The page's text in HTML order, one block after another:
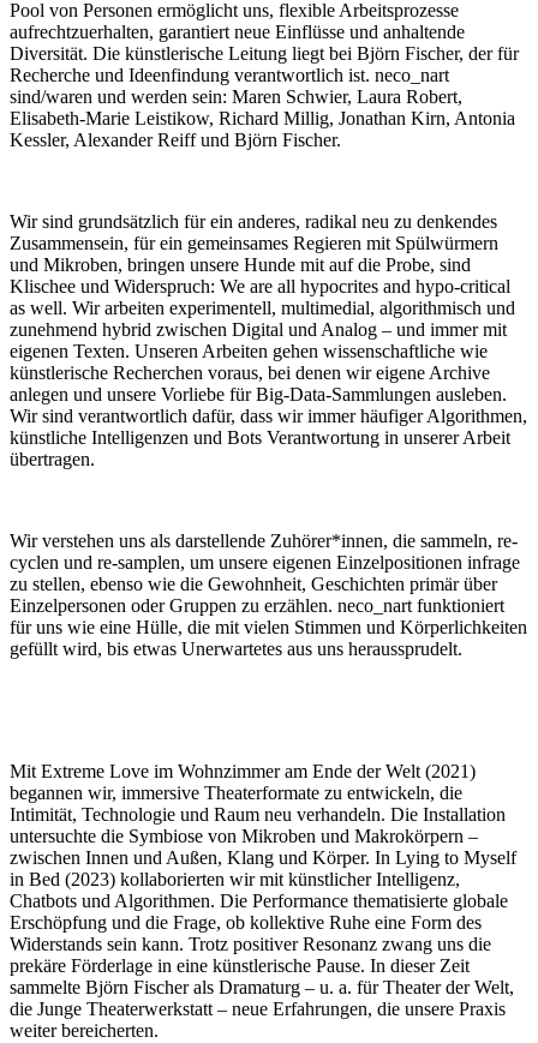
Pool von Personen ermöglicht uns, flexible Arbeitsprozesse
aufrechtzuerhalten, garantiert neue Einflüsse und anhaltende
Diversität. Die künstlerische Leitung liegt bei Björn Fischer, der für
Recherche und Ideenfindung verantwortlich ist. neco_nart
sind/waren und werden sein: Maren Schwier, Laura Robert,
Elisabeth-Marie Leistikow, Richard Millig, Jonathan Kirn, Antonia
Kessler, Alexander Reiff und Björn Fischer.
Wir sind grundsätzlich für ein anderes, radikal neu zu denkendes
Zusammensein, für ein gemeinsames Regieren mit Spülwürmern
und Mikroben, bringen unsere Hunde mit auf die Probe, sind
Klischee und Widerspruch: We are all hypocrites and hypo-critical
as well. Wir arbeiten experimentell, multimedial, algorithmisch und
zunehmend hybrid zwischen Digital und Analog – und immer mit
eigenen Texten. Unseren Arbeiten gehen wissenschaftliche wie
künstlerische Recherchen voraus, bei denen wir eigene Archive
anlegen und unsere Vorliebe für Big-Data-Sammlungen ausleben.
Wir sind verantwortlich dafür, dass wir immer häufiger Algorithmen,
künstliche Intelligenzen und Bots Verantwortung in unserer Arbeit
übertragen.
Wir verstehen uns als darstellende Zuhörer*innen, die sammeln, re-
cyclen und re-samplen, um unsere eigenen Einzelpositionen infrage
zu stellen, ebenso wie die Gewohnheit, Geschichten primär über
Einzelpersonen oder Gruppen zu erzählen. neco_nart funktioniert
für uns wie eine Hülle, die mit vielen Stimmen und Körperlichkeiten
gefüllt wird, bis etwas Unerwartetes aus uns heraussprudelt.
Mit Extreme Love im Wohnzimmer am Ende der Welt (2021)
begannen wir, immersive Theaterformate zu entwickeln, die
Intimität, Technologie und Raum neu verhandeln. Die Installation
untersuchte die Symbiose von Mikroben und Makrokörpern –
zwischen Innen und Außen, Klang und Körper. In Lying to Myself
in Bed (2023) kollaborierten wir mit künstlicher Intelligenz,
Chatbots und Algorithmen. Die Performance thematisierte globale
Erschöpfung und die Frage, ob kollektive Ruhe eine Form des
Widerstands sein kann. Trotz positiver Resonanz zwang uns die
prekäre Förderlage in eine künstlerische Pause. In dieser Zeit
sammelte Björn Fischer als Dramaturg – u. a. für Theater der Welt,
die Junge Theaterwerkstatt – neue Erfahrungen, die unsere Praxis
weiter bereicherten.